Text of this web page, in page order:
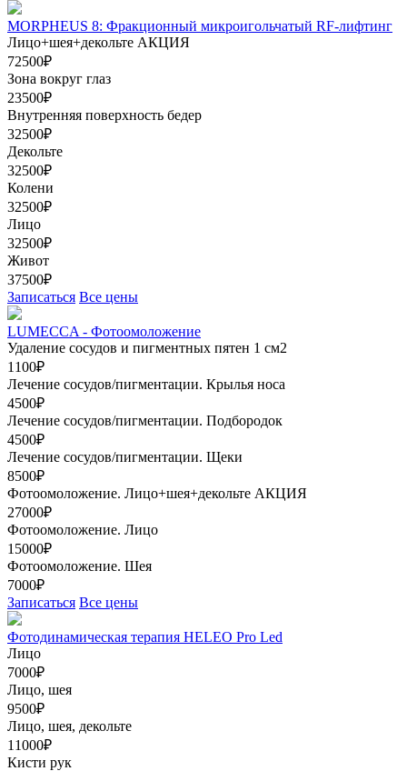
MORPHEUS 8: Фракционный микроигольчатый RF-лифтинг
Лицо+шея+декольте АКЦИЯ
72500₽
Зона вокруг глаз
23500₽
Внутренняя поверхность бедер
32500₽
Декольте
32500₽
Колени
32500₽
Лицо
32500₽
Живот
37500₽
Записаться Все цены
LUMECCA - Фотоомоложение
Удаление сосудов и пигментных пятен 1 см2
1100₽
Лечение сосудов/пигментации. Крылья носа
4500₽
Лечение сосудов/пигментации. Подбородок
4500₽
Лечение сосудов/пигментации. Щеки
8500₽
Фотоомоложение. Лицо+шея+декольте АКЦИЯ
27000₽
Фотоомоложение. Лицо
15000₽
Фотоомоложение. Шея
7000₽
Записаться Все цены
Фотодинамическая терапия HELEO Pro Led
Лицо
7000₽
Лицо, шея
9500₽
Лицо, шея, декольте
11000₽
Кисти рук